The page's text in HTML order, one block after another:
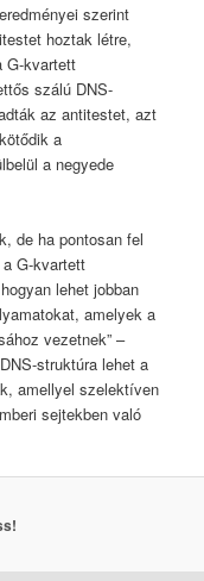
szerint
hoztak létre,
G-kvartett
szálú DNS-
az antitestet, azt
a
a negyede
de ha pontosan fel
G-kvartett
lehet jobban
amelyek a
vezetnek” –
struktúra lehet a
amellyel szelektíven
sejtekben való